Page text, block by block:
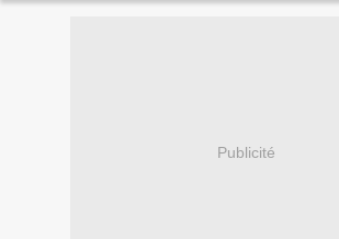
Publicité